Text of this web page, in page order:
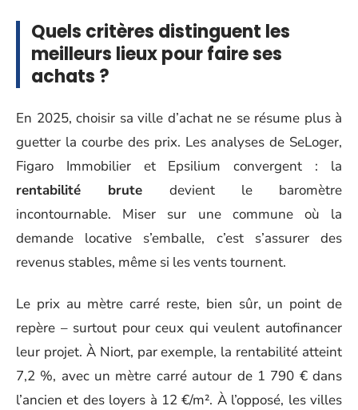
Quels critères distinguent les
meilleurs lieux pour faire ses
achats ?
En 2025, choisir sa ville d’achat ne se résume plus à
guetter la courbe des prix. Les analyses de SeLoger,
Figaro Immobilier et Epsilium convergent : la
rentabilité brute devient le baromètre
incontournable. Miser sur une commune où la
demande locative s’emballe, c’est s’assurer des
revenus stables, même si les vents tournent.
Le prix au mètre carré reste, bien sûr, un point de
repère – surtout pour ceux qui veulent autofinancer
leur projet. À Niort, par exemple, la rentabilité atteint
7,2 %, avec un mètre carré autour de 1 790 € dans
l’ancien et des loyers à 12 €/m². À l’opposé, les villes